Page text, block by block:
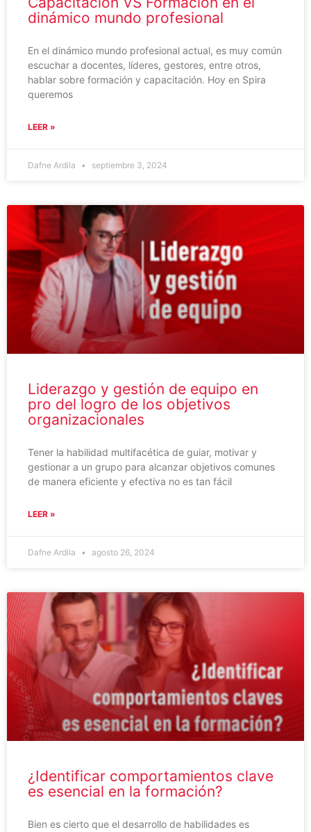
dinámico mundo profesional
En el dinámico mundo profesional actual, es muy común
escuchar a docentes, líderes, gestores, entre otros,
hablar sobre formación y capacitación. Hoy en Spira
queremos
LEER »
Dafne Ardila septiembre 3, 2024
Liderazgo y gestión de equipo en
pro del logro de los objetivos
organizacionales
Tener la habilidad multifacética de guiar, motivar y
gestionar a un grupo para alcanzar objetivos comunes
de manera eficiente y efectiva no es tan fácil
LEER »
Dafne Ardila agosto 26, 2024
¿Identificar comportamientos clave
es esencial en la formación?
Bien es cierto que el desarrollo de habilidades es